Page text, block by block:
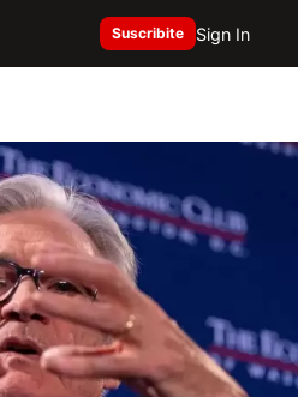
Suscribite Sign In